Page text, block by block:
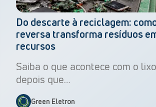
Do descarte à reciclagem:
reversa transforma resíduos
recursos
Saiba o que acontece com o
depois que…
Green Eletron